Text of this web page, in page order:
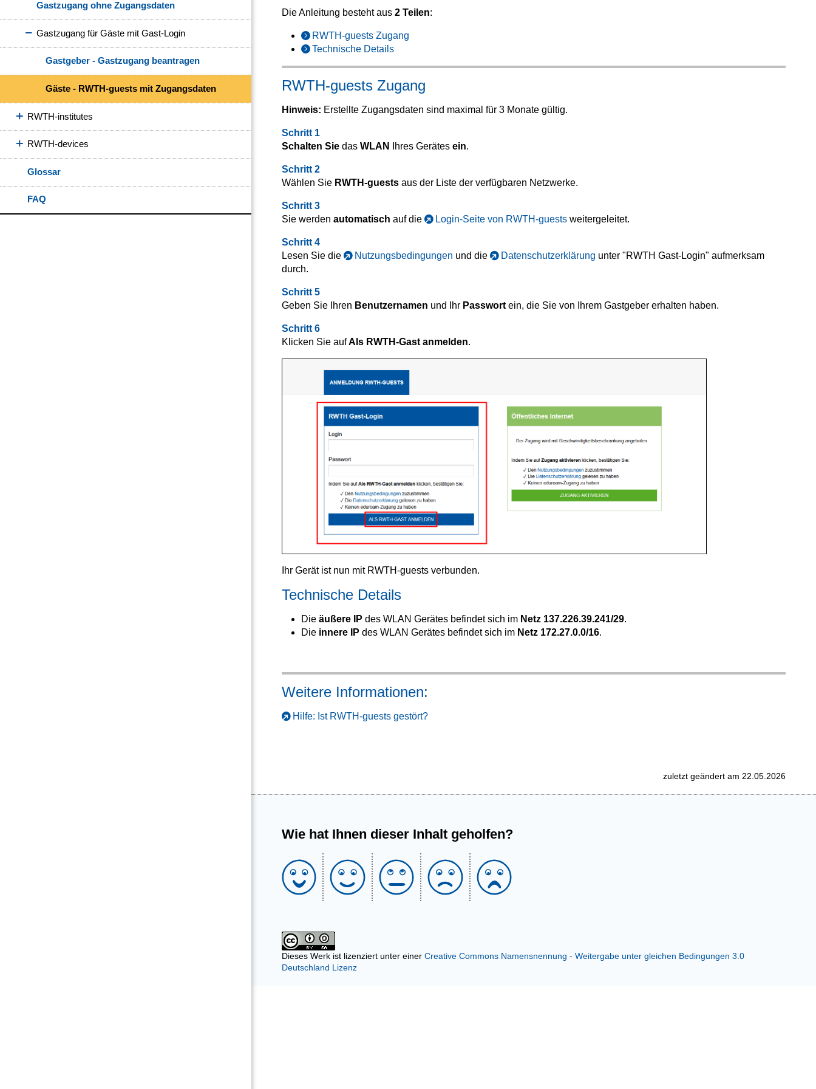
Gastzugang ohne Zugangsdaten
Gastzugang für Gäste mit Gast-Login
Gastgeber - Gastzugang beantragen
Gäste - RWTH-guests mit Zugangsdaten
RWTH-institutes
RWTH-devices
Glossar
FAQ
Die Anleitung besteht aus 2 Teilen:
RWTH-guests Zugang
Technische Details
RWTH-guests Zugang
Hinweis: Erstellte Zugangsdaten sind maximal für 3 Monate gültig.
Schritt 1
Schalten Sie das WLAN Ihres Gerätes ein.
Schritt 2
Wählen Sie RWTH-guests aus der Liste der verfügbaren Netzwerke.
Schritt 3
Sie werden automatisch auf die Login-Seite von RWTH-guests weitergeleitet.
Schritt 4
Lesen Sie die
Nutzungsbedingungen und die Datenschutzerklärung unter "RWTH Gast-Login" aufmerksam
durch.
Schritt 5
Geben Sie Ihren Benutzernamen und Ihr Passwort ein, die Sie von Ihrem Gastgeber erhalten haben.
Schritt 6
Klicken Sie aufAls RWTH-Gast anmelden.
Ihr Gerät ist nun mit RWTH-guests verbunden.
Technische Details
Die äußere IP des WLAN Gerätes befindet sich im Netz 137.226.39.241/29.
Die innere IP des WLAN Gerätes befindet sich im Netz 172.27.0.0/16.
Weitere Informationen:
Hilfe: Ist RWTH-guests gestört?
zuletzt geändert am 22.05.2026
Wie hat Ihnen dieser Inhalt geholfen?
Dieses Werk ist lizenziert unter einer Creative Commons Namensnennung - Weitergabe unter gleichen Bedingungen 3.0
Deutschland Lizenz